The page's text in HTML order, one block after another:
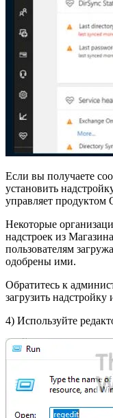
Если вы получаете
установить
управляет продуктом
Некоторые
надстроек из
пользователям
одобрены ими.
Обратитесь к
загрузить надстройку
4) Используйте